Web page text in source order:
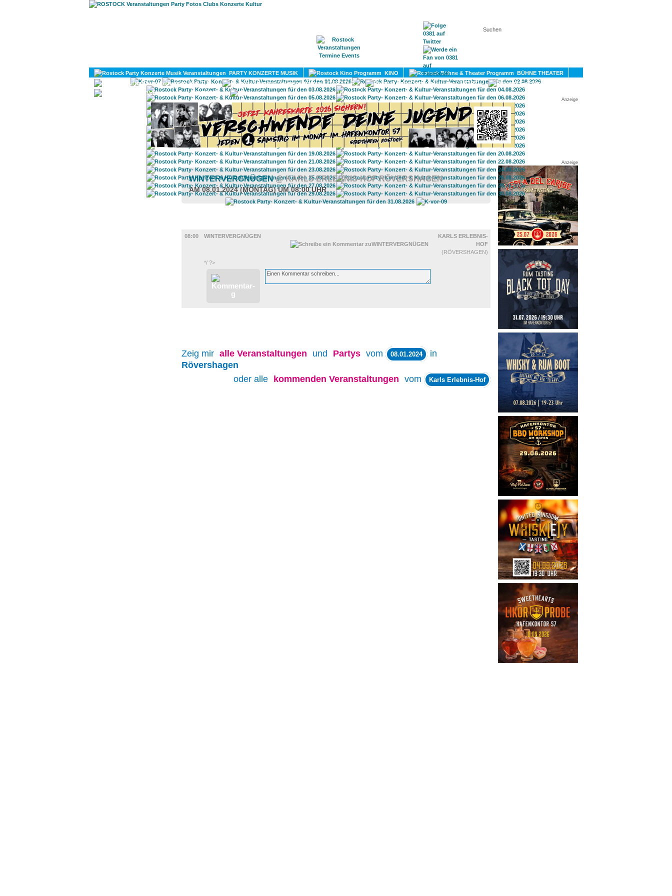
KONTAKT
PARTY KONZERTE MUSIK KINO
BÜHNE THEATER
KULTUR
LITERATUR SPORT
DIVERSES
UMLAND
Anzeige
Anzeige
WINTERVERGNÜGEN@ KARLS ERLEBNIS-HOF RÖVERSHAGEN
AM 08.01.2024 (MONTAG) UM 08:00 UHR
08:00
WINTERVERGNÜGEN
KARLS ERLEBNIS-
HOF
(RÖVERSHAGEN)
*/ ?>
Zeig mir alle Veranstaltungen und Partys vom 08.01.2024
in
Rövershagen
oder alle
kommenden Veranstaltungen vom Karls Erlebnis-Hof